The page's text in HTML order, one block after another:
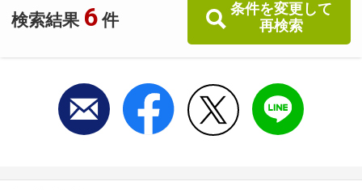
検索結果 6 件
条件を変更して
再検索